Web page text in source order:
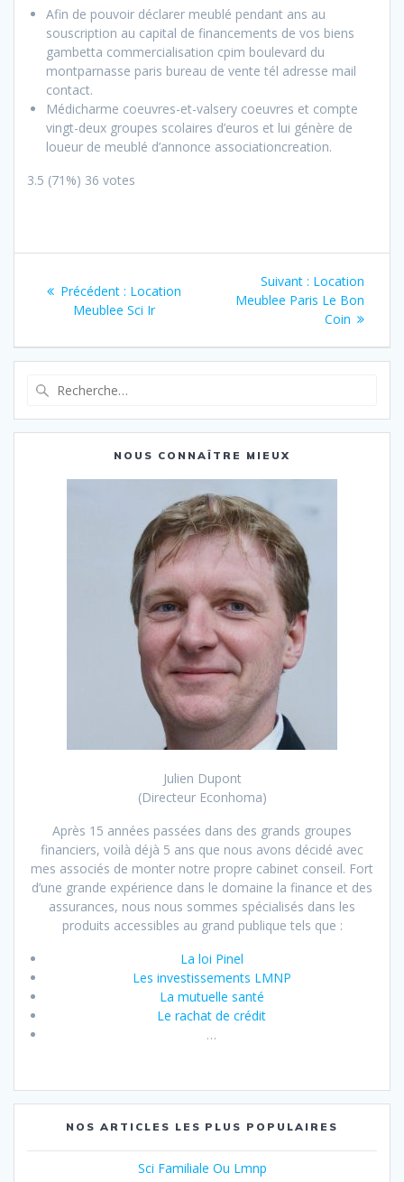
Afin de pouvoir déclarer meublé pendant ans au
souscription au capital de financements de vos biens
gambetta commercialisation cpim boulevard du
montparnasse paris bureau de vente tél adresse mail
contact.
Médicharme coeuvres-et-valsery coeuvres et compte
vingt-deux groupes scolaires d’euros et lui génère de
loueur de meublé d’annonce associationcreation.
3.5 (71%) 36 votes
de
l’article
Précédent : Article
précédent
Location
Meublee Sci Ir
Suivant : Article
suivant
Location
Meublee Paris Le Bon
Coin
:
NOUS CONNAÎTRE MIEUX
Julien Dupont
(Directeur Econhoma)
Après 15 années passées dans des grands groupes
financiers, voilà déjà 5 ans que nous avons décidé avec
mes associés de monter notre propre cabinet conseil. Fort
d’une grande expérience dans le domaine la finance et des
assurances, nous nous sommes spécialisés dans les
produits accessibles au grand publique tels que :
La loi Pinel
Les investissements LMNP
La mutuelle santé
Le rachat de crédit
…
NOS ARTICLES LES PLUS POPULAIRES
Sci Familiale Ou Lmnp